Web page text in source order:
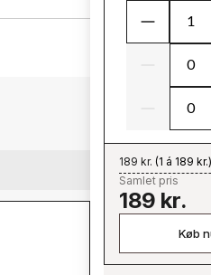
189 kr. (1 á 189 kr.)
Samlet pris
189 kr.
Køb